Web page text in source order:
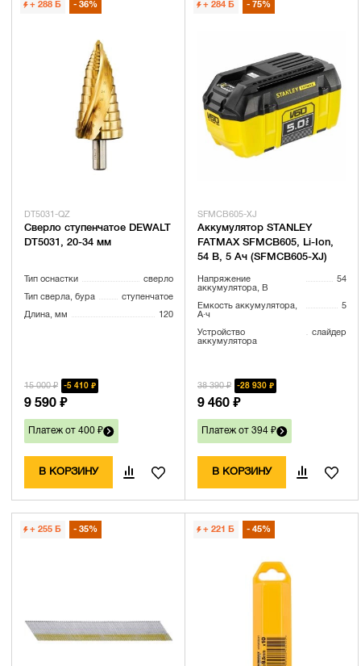
+ 288 Б 36%
DT5031-QZ
Сверло ступенчатое DEWALT
DT5031, 20-34 мм
Тип оснастки сверло
Тип сверла, бура ступенчатое
Длина, мм 120
15 000 ₽ 5 410 ₽
9 590 ₽
Платеж от 400 ₽
В КОРЗИНУ
+ 284 Б 75%
SFMCB605-XJ
Аккумулятор STANLEY
FATMAX SFMCB605, Li-Ion,
54 В, 5 Ач (SFMCB605-XJ)
Напряжение
аккумулятора, В
54
Емкость аккумулятора,
А·ч
5
Устройство
аккумулятора
слайдер
38 390 ₽ 28 930 ₽
9 460 ₽
Платеж от 394 ₽
В КОРЗИНУ
+ 255 Б 35% + 221 Б 45%